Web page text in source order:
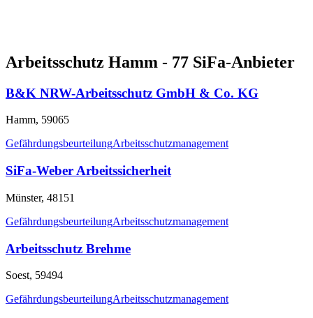
Arbeitsschutz Hamm - 77 SiFa-Anbieter
B&K NRW-Arbeitsschutz GmbH & Co. KG
Hamm, 59065
GefährdungsbeurteilungArbeitsschutzmanagement
SiFa-Weber Arbeitssicherheit
Münster, 48151
GefährdungsbeurteilungArbeitsschutzmanagement
Arbeitsschutz Brehme
Soest, 59494
GefährdungsbeurteilungArbeitsschutzmanagement